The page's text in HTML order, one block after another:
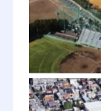
昭和
昭和
浦和